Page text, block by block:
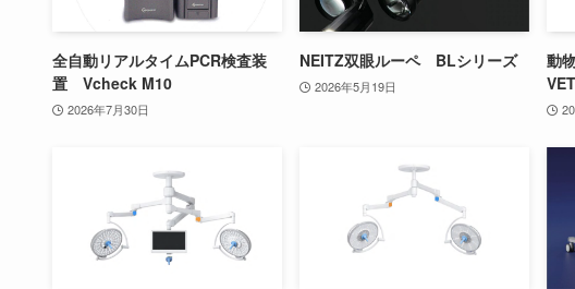
全自動リアルタイムPCR検査装
置 Vcheck M10
2026年7月30日
NEITZ双眼ルーペ BLシリーズ
2026年5月19日
動
VET